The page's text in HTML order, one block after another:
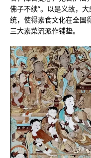
佛子不续”。以是义故，
统，使得素食文化在全国
三大素菜流派作铺垫。